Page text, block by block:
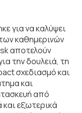
για να καλύψει
καθημερινών
αποτελούν
την δουλειά, τη
σχεδιασμό και
και
από
εξωτερικά